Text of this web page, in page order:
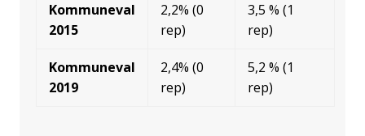
Kommuneval
2015
2,2% (0
rep)
3,5 % (1
rep)
Kommuneval
2019
2,4% (0
rep)
5,2 % (1
rep)